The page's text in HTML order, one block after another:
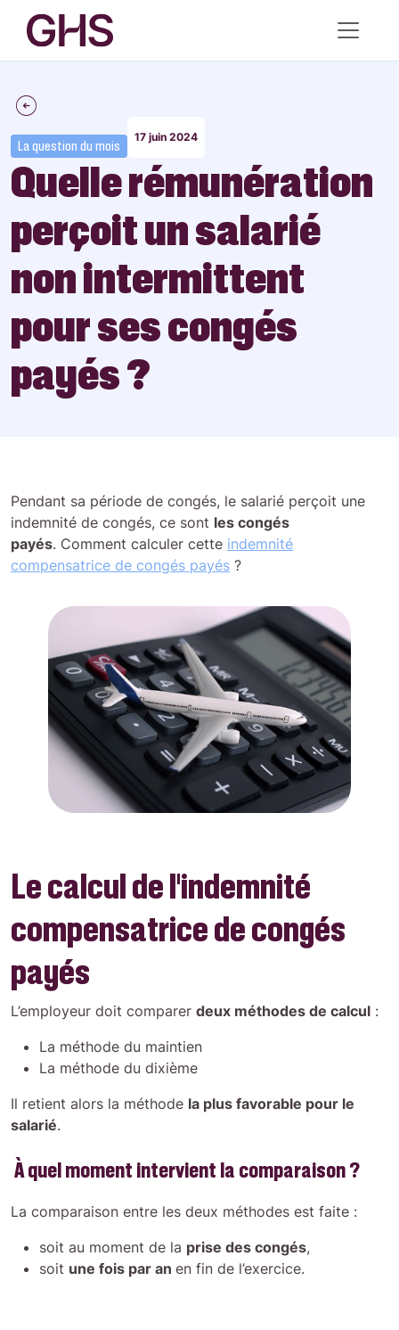
La question du mois
17 juin 2024
Quelle rémunération
perçoit un salarié
non intermittent
pour ses congés
payés ?
Pendant sa période de congés, le salarié perçoit une
indemnité de congés, ce sont les congés
payés. Comment calculer cette indemnité
compensatrice de congés payés ?
Le calcul de l’indemnité
compensatrice de congés
payés
L’employeur doit comparer deux méthodes de calcul :
La méthode du maintien
La méthode du dixième
Il retient alors la méthode la plus favorable pour le
salarié.
À quel moment intervient la comparaison ?
La comparaison entre les deux méthodes est faite :
soit au moment de la prise des congés,
soit une fois par an en fin de l’exercice.